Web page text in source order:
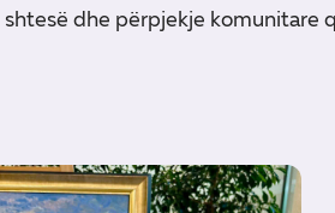
dhe përpjekje komunitare